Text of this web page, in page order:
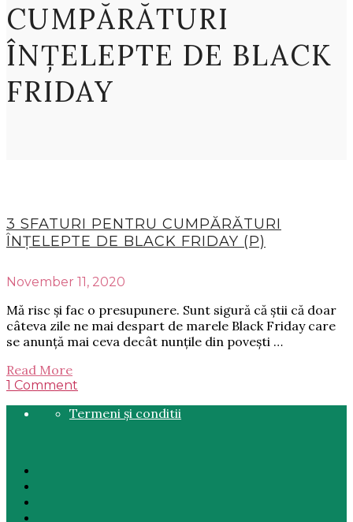
CUMPĂRĂTURI
ÎNȚELEPTE DE BLACK
FRIDAY
3 SFATURI PENTRU CUMPĂRĂTURI
ÎNȚELEPTE DE BLACK FRIDAY (P)
November 11, 2020
Mă risc și fac o presupunere. Sunt sigură că știi că doar
câteva zile ne mai despart de marele Black Friday care
se anunță mai ceva decât nunțile din povești …
Read More
1 Comment
Termeni și conditii